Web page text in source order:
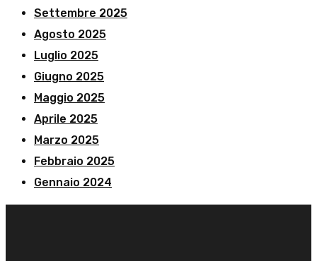
Settembre 2025
Agosto 2025
Luglio 2025
Giugno 2025
Maggio 2025
Aprile 2025
Marzo 2025
Febbraio 2025
Gennaio 2024